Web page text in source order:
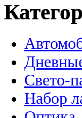
Свето-
Набор